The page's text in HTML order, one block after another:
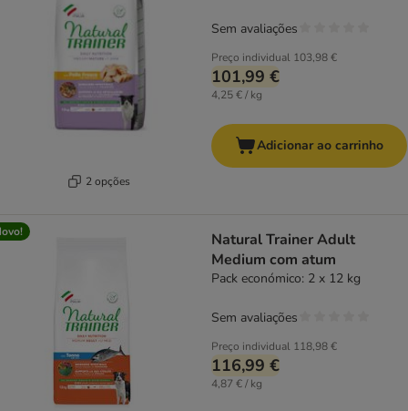
2 opções
Preço individual 103,98 €
101,99 €
4,25 € / kg
Sem avaliações
Adicionar ao carrinho
Natural Trainer Adult
Medium com atum
Pack económico: 2 x 12 kg
Preço individual 118,98 €
116,99 €
4,87 € / kg
Sem avaliações